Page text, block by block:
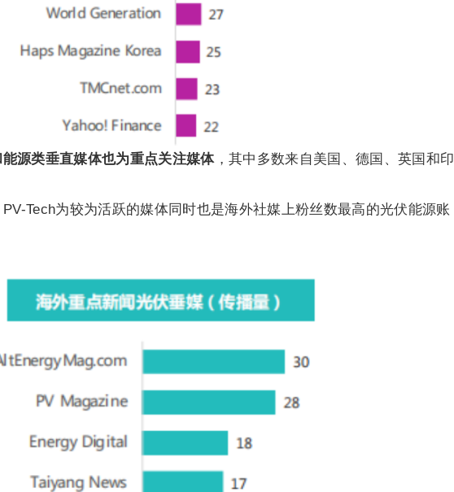
能源类垂直媒体也为重点关注媒体，其中多数来自美国、德国、英国和印
Tech为较为活跃的媒体同时也是海外社媒上粉丝数最高的光伏能源账